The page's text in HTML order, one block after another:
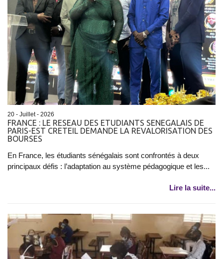
20 - Juillet - 2026
FRANCE : LE RESEAU DES ETUDIANTS SENEGALAIS DE
PARIS-EST CRETEIL DEMANDE LA REVALORISATION DES
BOURSES
En France, les étudiants sénégalais sont confrontés à deux
principaux défis : l’adaptation au système pédagogique et les...
Lire la suite...